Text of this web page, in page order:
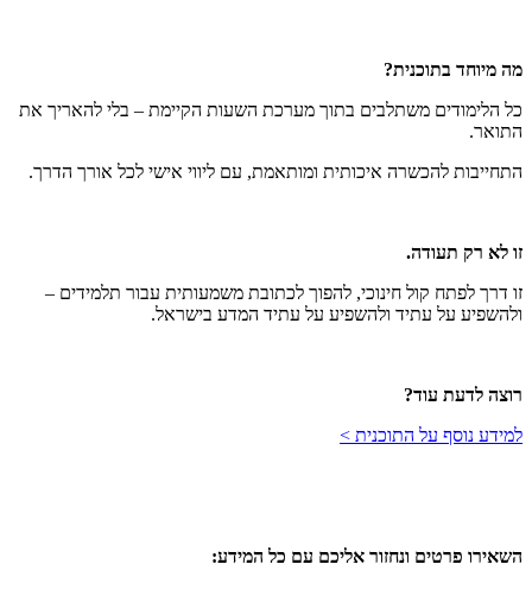
מה מיוחד בתוכנית?
כל הלימודים משתלבים בתוך מערכת השעות הקיימת – בלי להאריך את
התואר.
התחייבות להכשרה איכותית ומותאמת, עם ליווי אישי לכל אורך הדרך.
זו לא רק תעודה.
זו דרך לפתח קול חינוכי, להפוך לכתובת משמעותית עבור תלמידים –
ולהשפיע על עתיד ולהשפיע על עתיד המדע בישראל.
רוצה לדעת עוד?
למידע נוסף על התוכנית >
השאירו פרטים ונחזור אליכם עם כל המידע: